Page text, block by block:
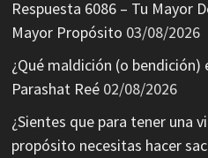
Respuesta 6086 – Tu Mayor
Mayor Propósito 03/08/2026
¿Qué maldición (o
Parashat Reé 02/08/2026
¿Sientes que para tener una
propósito necesitas hacer